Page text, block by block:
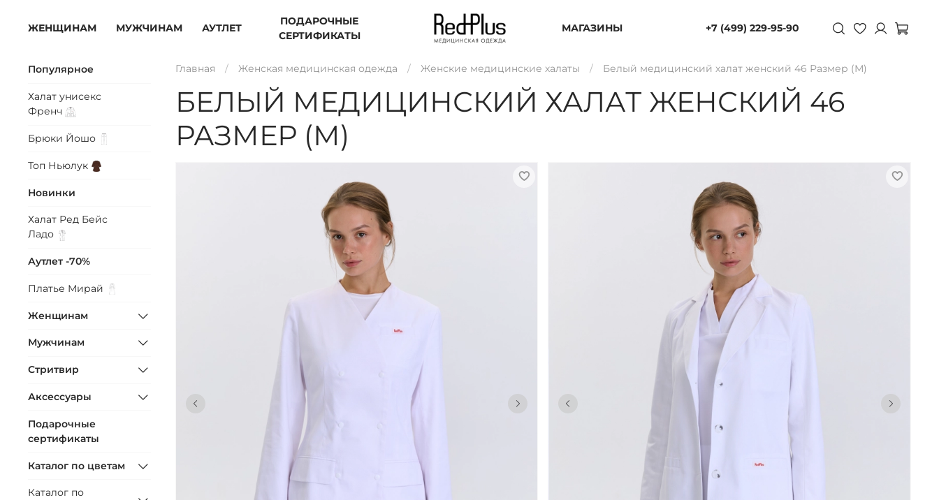
ЖЕНЩИНАМ МУЖЧИНАМ АУТЛЕТ
ПОДАРОЧНЫЕ
СЕРТИФИКАТЫ
МАГАЗИНЫ +7 (499) 229-95-90
Главная Женская медицинская одежда Женские медицинские халаты Белый медицинский халат женский 46 Размер (М)
БЕЛЫЙ МЕДИЦИНСКИЙ ХАЛАТ ЖЕНСКИЙ 46
РАЗМЕР (М)
Популярное
Халат унисекс
Френч
Брюки Йошо
Топ Ньюлук
Новинки
Халат Ред Бейс
Ладо
Аутлет -70%
Платье Мирай
Женщинам
Мужчинам
Стритвир
Аксессуары
Подарочные
сертификаты
Каталог по цветам
Каталог по